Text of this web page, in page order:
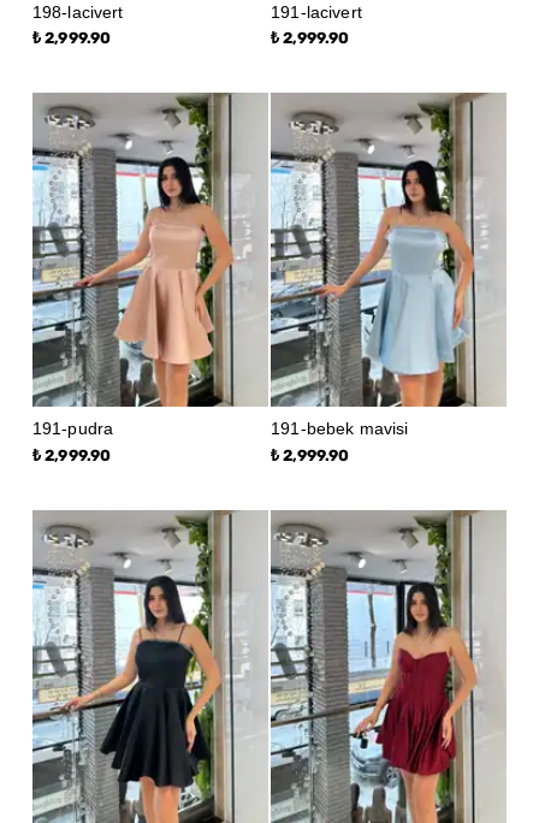
198-lacivert
₺ 2,999.90
191-lacivert
₺ 2,999.90
191-pudra
₺ 2,999.90
191-bebek mavisi
₺ 2,999.90